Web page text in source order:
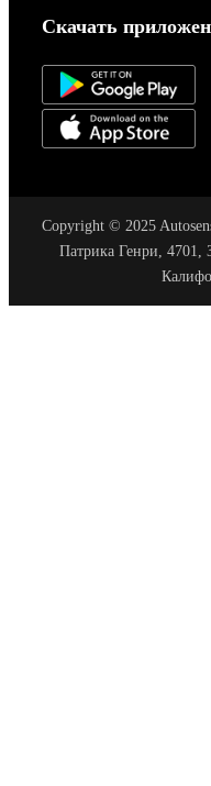
Скачать
Copyright © 2025
Патрика Генри, 4701,